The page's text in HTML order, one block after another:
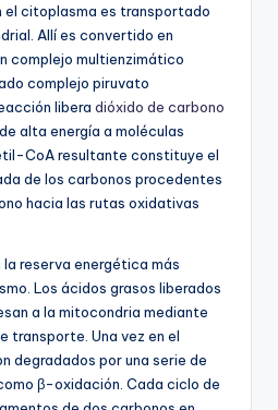
el citoplasma es transportado
Allí es convertido en
complejo multienzimático
complejo piruvato
libera dióxido de carbono
alta energía a moléculas
CoA resultante constituye el
de los carbonos procedentes
hacia las rutas oxidativas
reserva energética más
Los ácidos grasos liberados
a la mitocondria mediante
transporte. Una vez en el
degradados por una serie de
β-oxidación. Cada ciclo de